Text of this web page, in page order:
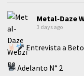
Metal-Daze
3 days ago
Entrevista a Beto
Adelanto N° 2